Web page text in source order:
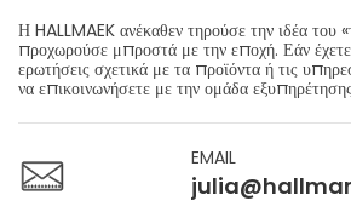
Η HALLMAEK ανέκαθεν τηρούσε την ιδέα του
προχωρούσε μπροστά με την εποχή. Εάν
ερωτήσεις σχετικά με τα προϊόντα ή τις
να επικοινωνήσετε με την ομάδα
EMAIL